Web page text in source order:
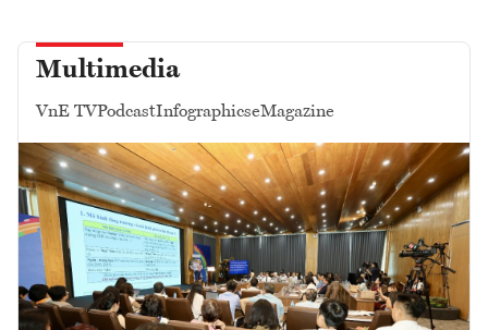
Multimedia
VnE TVPodcastInfographicseMagazine